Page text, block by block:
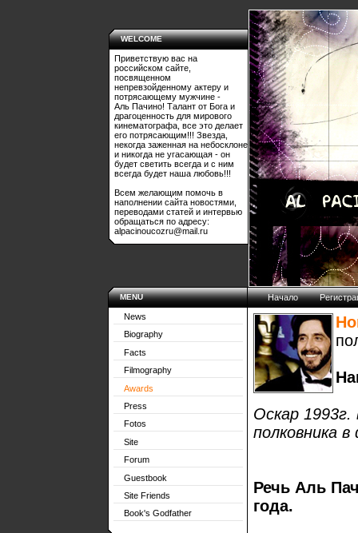
WELCOME
Приветствую вас на
российском сайте,
посвященном
непревзойденному актеру и
потрясающему мужчине -
Аль Пачино! Талант от Бога и
драгоценность для мирового
кинематографа, все это делает
его потрясающим!!! Звезда,
некогда заженная на небосклоне
и никогда не угасающая - он
будет светить всегда и с ним
всегда будет наша любовь!!!
Всем желающим помочь в
наполнении сайта новостями,
переводами статей и интервью
обращаться по адресу:
alpacinoucozru@mail.ru
MENU
News
Biography
Facts
Filmography
Awards
Press
Fotos
Site
Forum
Guestbook
Site Friends
Book's Godfather
Начало
Оскар
полковника
Речь Аль
года.